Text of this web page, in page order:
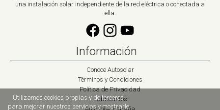
una instalación solar independiente de la red eléctrica o conectada a
ella.
Información
Conoce Autosolar
Términos y Condiciones
Política de Privacidad
Fabricantes
Utilizamos cookies propias y de terceros
para mejorar nuestros servicios y mostrarle